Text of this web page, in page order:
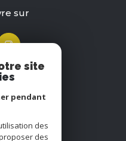
sur
site
pendant
des
des